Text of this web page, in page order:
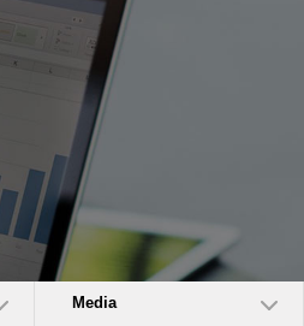
Media